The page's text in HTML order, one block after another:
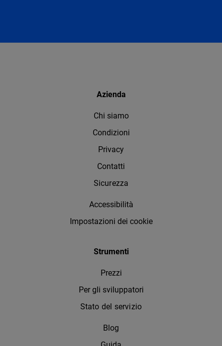
Azienda
Chi siamo
Condizioni
Privacy
Contatti
Sicurezza
Accessibilità
Impostazioni dei cookie
Strumenti
Prezzi
Per gli sviluppatori
Stato del servizio
Blog